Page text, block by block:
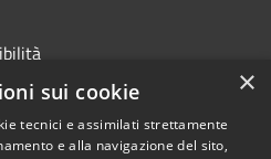
×
sui cookie
tecnici e assimilati strettamente
e alla navigazione del sito,